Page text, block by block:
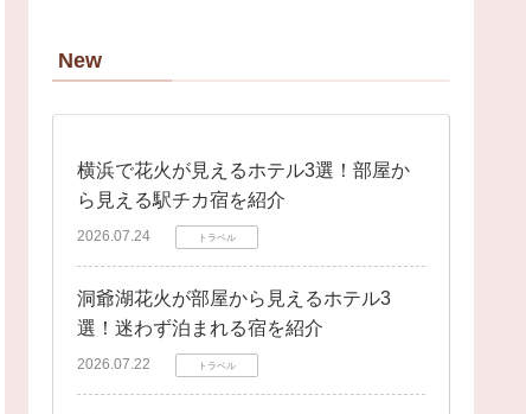
New
横浜で花火が見えるホテル3選！部屋か
ら見える駅チカ宿を紹介
2026.07.24 トラベル
洞爺湖花火が部屋から見えるホテル3
選！迷わず泊まれる宿を紹介
2026.07.22 トラベル